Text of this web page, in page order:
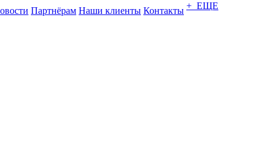
Партнёрам Наши клиенты Контакты + ЕЩЕ